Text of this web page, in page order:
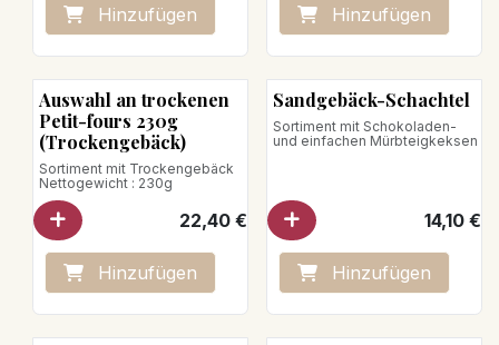
Hinzufügen Hinzufügen
Auswahl an trockenen
Petit-fours 230g
(Trockengebäck)
Sortiment mit Trockengebäck
Nettogewicht : 230g
22,40€
Hinzufügen
Sandgebäck-Schachtel
Sortiment mit Schokoladen-
und einfachen Mürbteigkeksen
14,10€
Hinzufügen